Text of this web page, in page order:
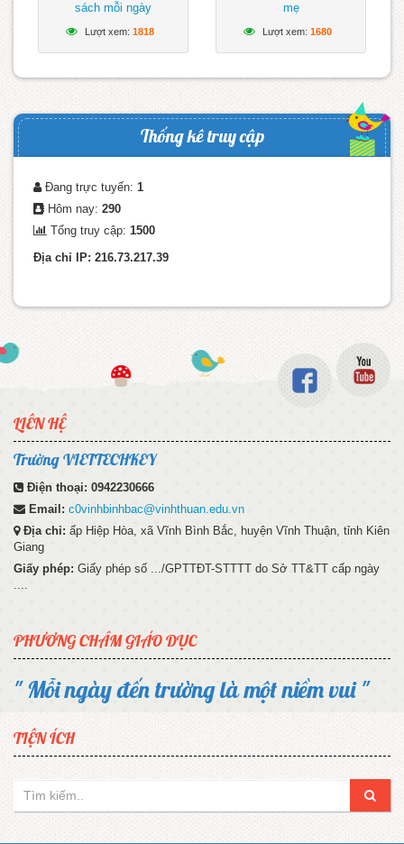
sách mỗi ngày
Lượt xem: 1818
mẹ
Lượt xem: 1680
Thống kê truy cập
Đang trực tuyến: 1
Hôm nay: 290
Tổng truy cập: 1500
Địa chỉ IP: 216.73.217.39
LIÊN HỆ
Trường VIETTECHKEY
Điện thoại: 0942230666
Email: c0vinhbinhbac@vinhthuan.edu.vn
Địa chỉ: ấp Hiệp Hòa, xã Vĩnh Bình Bắc, huyện Vĩnh Thuận, tỉnh Kiên
Giang
Giấy phép: Giấy phép số .../GPTTĐT-STTTT do Sở TT&TT cấp ngày
....
PHƯƠNG CHÂM GIÁO DỤC
" Mỗi ngày đến trường là một niềm vui "
TIỆN ÍCH